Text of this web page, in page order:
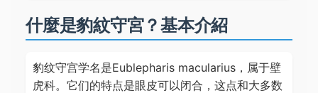
什麼是豹紋守宮？基本介紹
豹纹守宫学名是Eublepharis macularius，属于壁
虎科。它们的特点是眼皮可以闭合，这点和大多数